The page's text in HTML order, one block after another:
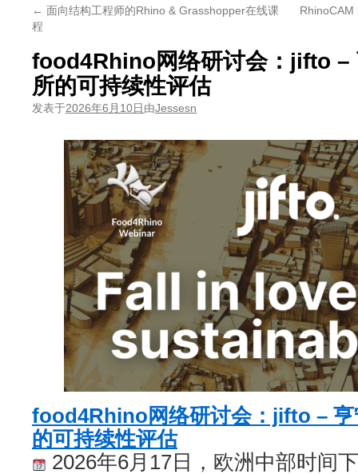
← 面向结构工程师的Rhino & Grasshopper在线课
程
RhinoCAM
food4Rhino网络研讨会：jifto –
所的可持续性评估
发表于2026年6月10日由Jessesn
food4Rhino网络研讨会：jifto – 亨
的可持续性评估
2026年6月17日，欧洲中部时间